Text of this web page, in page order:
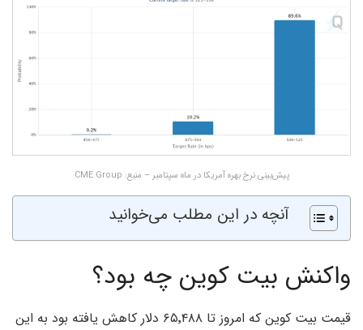
پیش‌بینی نرخ بهره آمریکا در ماه سپتامبر – منبع: CME Group
آنچه در این مطلب می‌خوانید
واکنش بیت کوین چه بود؟
قیمت بیت کوین که امروز تا ۶۵٬۴۸۸ دلار کاهش یافته بود به این